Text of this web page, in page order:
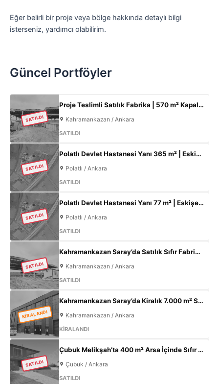
Eğer belirli bir proje veya bölge hakkında detaylı bilgi
isterseniz, yardımcı olabilirim.
Güncel Portföyler
SATILDI
Proje Teslimli Satılık Fabrika | 570 m² Kapalı Alan + 450 m² Açık Alan | 100 KW Enerji | Saray Kahramankazan
Kahramankazan / Ankara
SATILDI
SATILDI
Polatlı Devlet Hastanesi Yanı 365 m² | Eskişehir Yolu Cepheli | Ticari+Konut İmarlı Arsa
Polatlı / Ankara
SATILDI
SATILDI
Polatlı Devlet Hastanesi Yanı 77 m² | Eskişehir Yolu Cepheli | Ticari+Konut İmarlı Arsa
Polatlı / Ankara
SATILDI
SATILDI
Kahramankazan Saray’da Satılık Sıfır Fabrika | 11 m Tavan | 200 KW
Kahramankazan / Ankara
SATILDI
KİRALANDI
Kahramankazan Saray’da Kiralık 7.000 m² Sıfır Fabrika | 2.000 m² Açık Alan | 300 KW
Kahramankazan / Ankara
KİRALANDI
SATILDI
Çubuk Melikşah’ta 400 m² Arsa İçinde Sıfır 3+1 Müstakil Ev – Kaçırılmayacak Fırsat!
Çubuk / Ankara
SATILDI